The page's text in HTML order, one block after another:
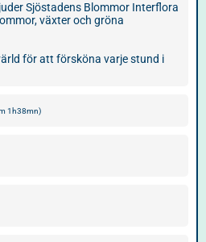
Sjöstadens Blommor Interflora
växter och gröna
för att försköna varje stund i
1h38mn)